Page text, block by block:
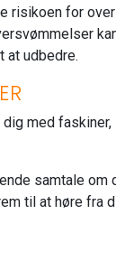
risikoen for
at udbedre.
med
samtale om
til at høre fra